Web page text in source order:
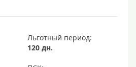
Льготный период:
120 дн.